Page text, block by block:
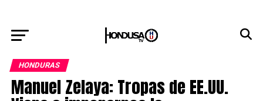
HONDURAS
Manuel Zelaya: Tropas de EE.UU.